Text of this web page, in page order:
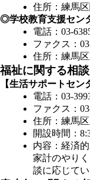
住所：練馬
◎学校教育支援セン
電話：03-
ファクス：
住所：練馬
福祉に関する相
【生活サポートセン
電話：03-
ファクス：
住所：練馬
開設時間：
内容：経済
家計のやり
談に応じてい